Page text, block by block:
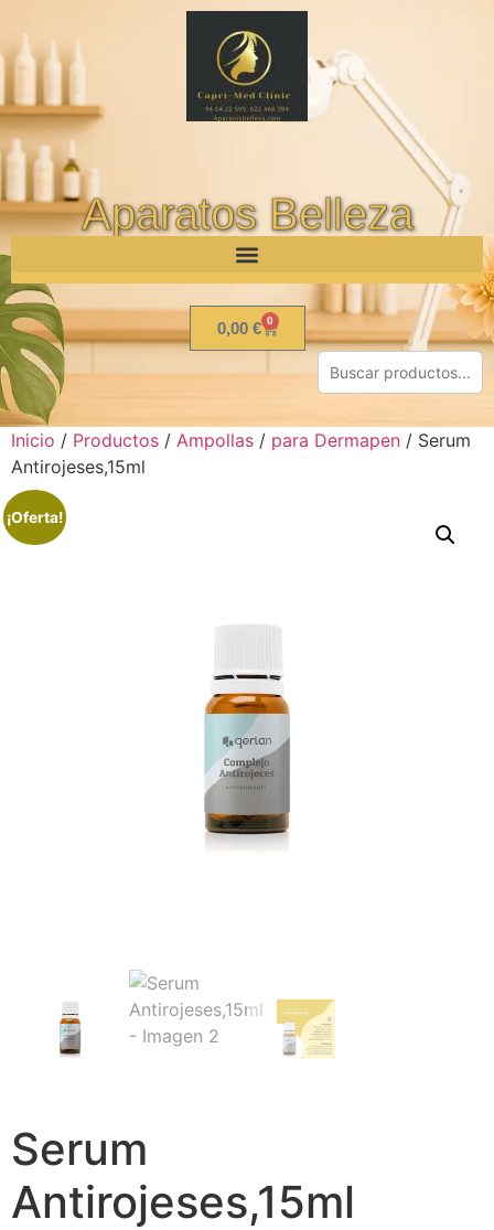
Aparatos Belleza
0,00 € 0
Inicio / Productos / Ampollas / para Dermapen / Serum
Antirojeses,15ml
¡Oferta!
Serum
Antirojeses,15ml